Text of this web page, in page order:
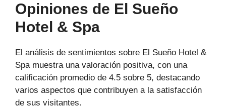
Opiniones de El Sueño
Hotel & Spa
El análisis de sentimientos sobre El Sueño Hotel &
Spa muestra una valoración positiva, con una
calificación promedio de 4.5 sobre 5, destacando
varios aspectos que contribuyen a la satisfacción
de sus visitantes.